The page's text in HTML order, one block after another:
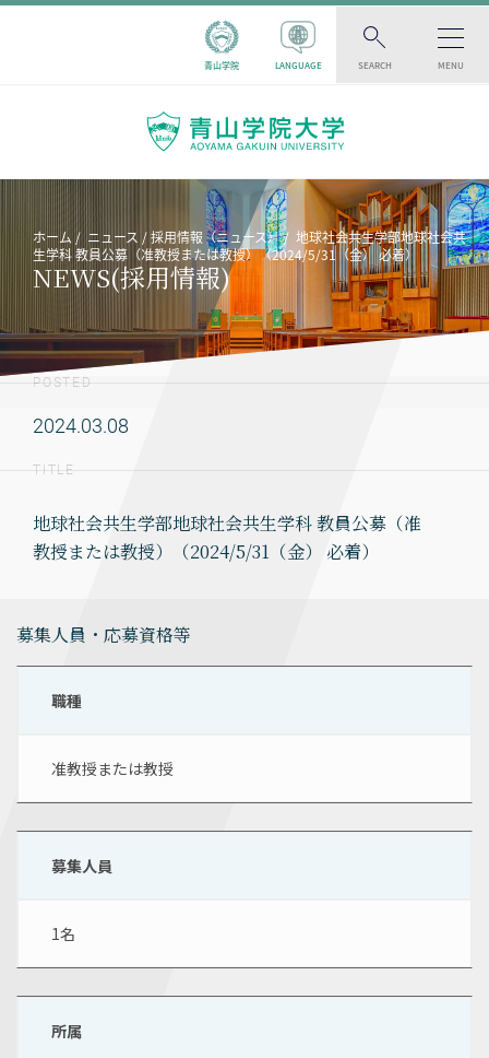
青山学院 LANGUAGE SEARCH MENU
ホーム ニュース 採用情報（ニュース）
地球社会共生学部地球社会共
生学科 教員公募（准教授または教授）（2024/5/31（金） 必着）
NEWS(採用情報)
POSTED
2024.03.08
TITLE
地球社会共生学部地球社会共生学科 教員公募（准
教授または教授）（2024/5/31（金） 必着）
募集人員・応募資格等
職種
准教授または教授
募集人員
1名
所属